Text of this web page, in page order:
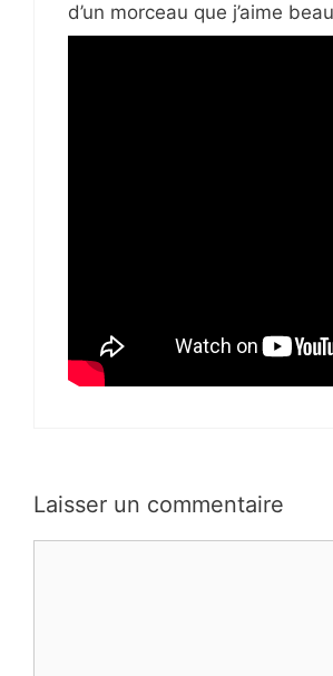
d’un morceau que j’aime
Laisser un commentaire